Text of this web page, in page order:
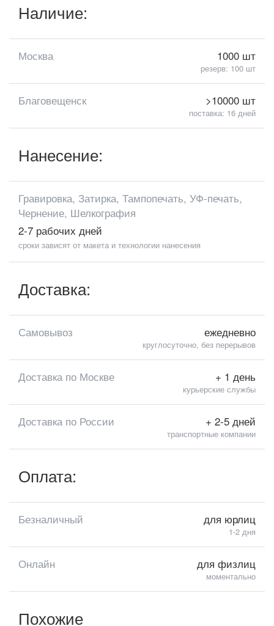
Наличие:
Москва 1000 шт
резерв: 100 шт
Благовещенск >10000 шт
поставка: 16 дней
Нанесение:
Гравировка, Затирка, Тампопечать, УФ-печать,
Чернение, Шелкография
2-7 рабочих дней
сроки зависят от макета и технологии нанесения
Доставка:
Самовывоз ежедневно
круглосуточно, без перерывов
Доставка по Москве + 1 день
курьерские службы
Доставка по России + 2-5 дней
транспортные компании
Оплата:
Безналичный для юрлиц
1-2 дня
Онлайн для физлиц
моментально
Похожие